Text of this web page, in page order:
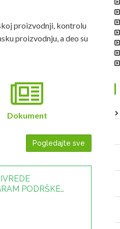
proizvodnji, kontrolu
proizvodnju, a deo su
Dokument
Pogledajte sve
PODRŠKE
DOMAĆE